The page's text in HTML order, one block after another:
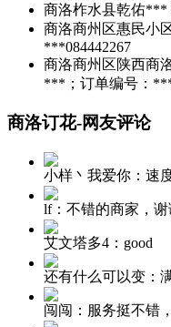
商洛柞水县乾佑***
商洛商州区惠民小
***084442267
商洛商州区陕西商
***；订单编号：
商洛订花-网友评论
小样丶我爱你： 速
lf： 不错的商家，谢
艾文塔多4： good
还有什么可以变：
闯闯： 服务挺不错